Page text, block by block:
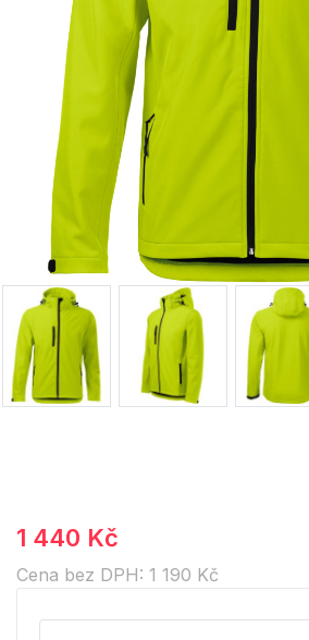
1 440 Kč
Cena bez DPH: 1 190 Kč